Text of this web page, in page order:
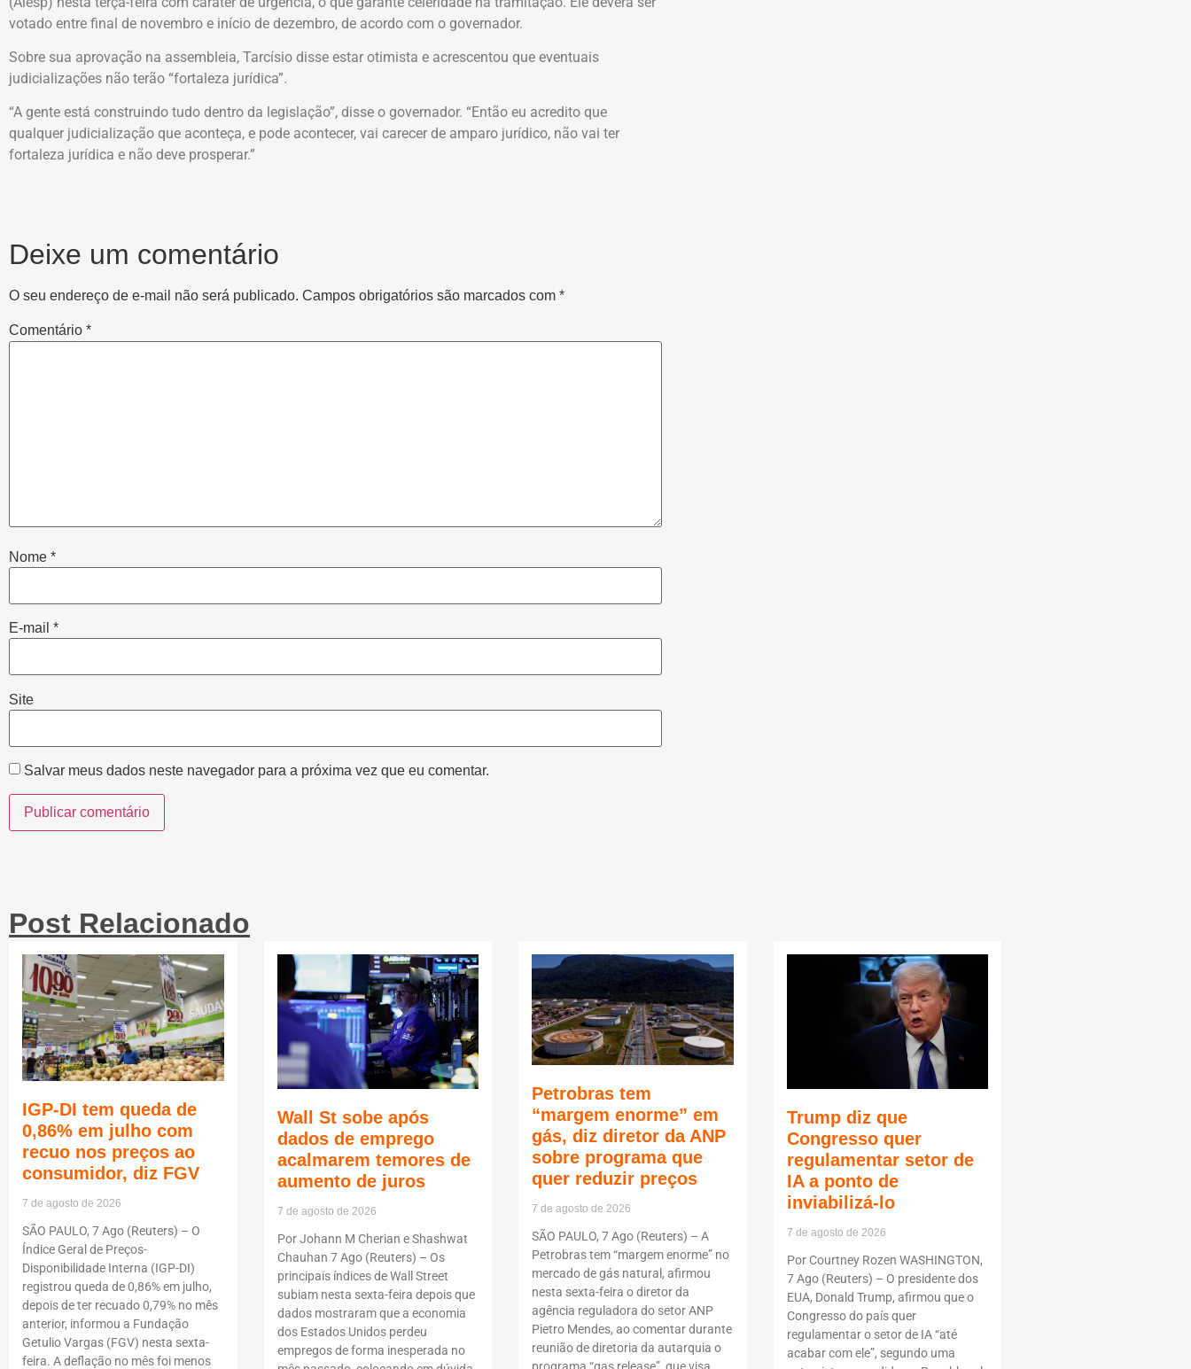
votado entre final de novembro e início de dezembro, de acordo com o governador.
Sobre sua aprovação na assembleia, Tarcísio disse estar otimista e acrescentou que eventuais
judicializações não terão “fortaleza jurídica”.
“A gente está construindo tudo dentro da legislação”, disse o governador. “Então eu acredito que
qualquer judicialização que aconteça, e pode acontecer, vai carecer de amparo jurídico, não vai ter
fortaleza jurídica e não deve prosperar.”
Deixe um comentário
O seu endereço de e-mail não será publicado. Campos obrigatórios são marcados com *
Comentário *
Nome *
E-mail *
Site
Salvar meus dados neste navegador para a próxima vez que eu comentar.
Post Relacionado
IGP-DI tem queda de
0,86% em julho com
recuo nos preços ao
consumidor, diz FGV
7 de agosto de 2026
SÃO PAULO, 7 Ago (Reuters) – O
Índice Geral de Preços-
Disponibilidade Interna (IGP-DI)
registrou queda de 0,86% em julho,
depois de ter recuado 0,79% no mês
anterior, informou a Fundação
Getulio Vargas (FGV) nesta sexta-
feira. A deflação no mês foi menos
Wall St sobe após
dados de emprego
acalmarem temores de
aumento de juros
7 de agosto de 2026
Por Johann M Cherian e Shashwat
Chauhan 7 Ago (Reuters) – Os
principais índices de Wall Street
subiam nesta sexta-feira depois que
dados mostraram que a economia
dos Estados Unidos perdeu
empregos de forma inesperada no
Petrobras tem
“margem enorme” em
gás, diz diretor da ANP
sobre programa que
quer reduzir preços
7 de agosto de 2026
SÃO PAULO, 7 Ago (Reuters) – A
Petrobras tem “margem enorme” no
mercado de gás natural, afirmou
nesta sexta-feira o diretor da
agência reguladora do setor ANP
Pietro Mendes, ao comentar durante
reunião de diretoria da autarquia o
programa “gas release”, que visa
Trump diz que
Congresso quer
regulamentar setor de
IA a ponto de
inviabilizá-lo
7 de agosto de 2026
Por Courtney Rozen WASHINGTON,
7 Ago (Reuters) – O presidente dos
EUA, Donald Trump, afirmou que o
Congresso do país quer
regulamentar o setor de IA “até
acabar com ele”, segundo uma